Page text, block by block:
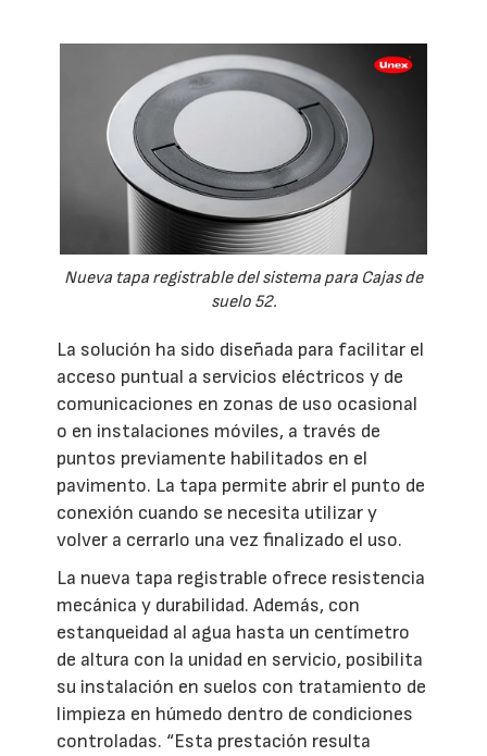
Nueva tapa registrable del sistema para Cajas de
suelo 52.
La solución ha sido diseñada para facilitar el
acceso puntual a servicios eléctricos y de
comunicaciones en zonas de uso ocasional
o en instalaciones móviles, a través de
puntos previamente habilitados en el
pavimento. La tapa permite abrir el punto de
conexión cuando se necesita utilizar y
volver a cerrarlo una vez finalizado el uso.
La nueva tapa registrable ofrece resistencia
mecánica y durabilidad. Además, con
estanqueidad al agua hasta un centímetro
de altura con la unidad en servicio, posibilita
su instalación en suelos con tratamiento de
limpieza en húmedo dentro de condiciones
controladas. “Esta prestación resulta